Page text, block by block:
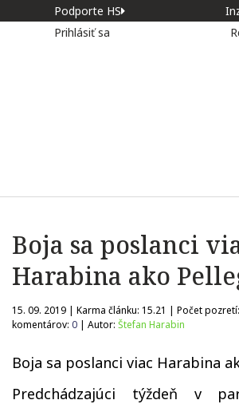
Podporte HS
Prihlásiť sa
Boja sa poslanci
Harabina ako
15. 09. 2019 | Karma článku: 15.21 | Počet pozretí:
komentárov: 0 | Autor: Štefan Harabin
Boja sa poslanci viac Harabina
Predchádzajúci týždeň v